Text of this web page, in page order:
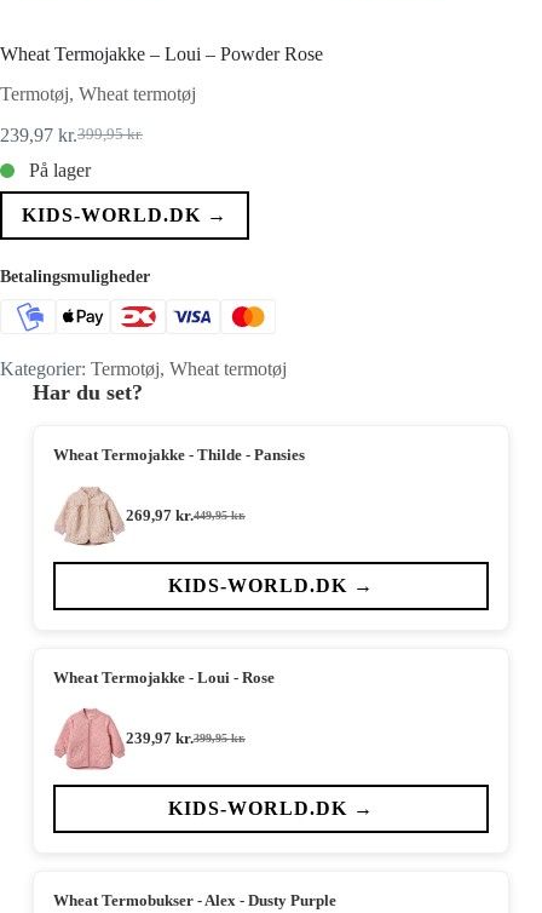
Wheat Termojakke – Loui – Powder Rose
Termotøj, Wheat termotøj
399,95kr.
Den
oprindelige
pris
var:
239,97 kr.Den
aktuelle
pris
er:
På lager
KIDS-WORLD.DK →
Betalingsmuligheder
Kategorier: Termotøj, Wheat termotøj
Har du set?
Wheat Termojakke - Thilde - Pansies
449,95kr.
Den
pris
var:
269,97 kr.Den
pris
er:
KIDS-WORLD.DK →
Wheat Termojakke - Loui - Rose
399,95kr.
Den
pris
var:
239,97 kr.Den
pris
er:
KIDS-WORLD.DK →
Wheat Termobukser - Alex - Dusty Purple